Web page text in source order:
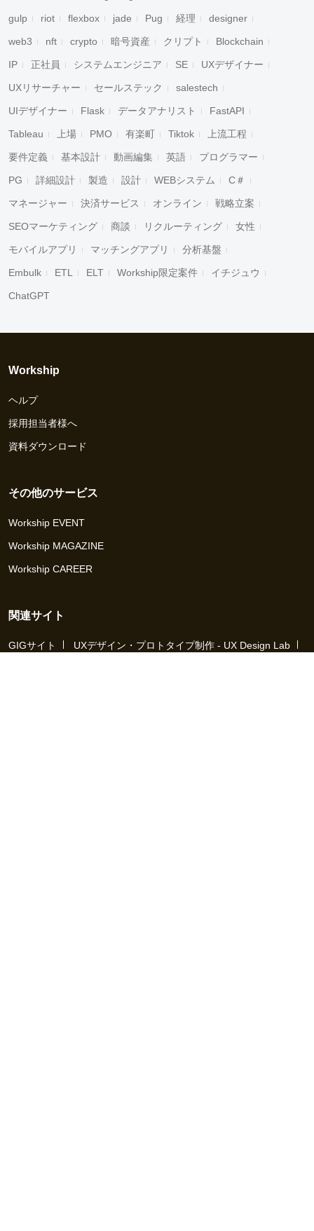
gulp riot flexbox jade Pug 経理 designer
web3 nft crypto 暗号資産 クリプト Blockchain
IP 正社員 システムエンジニア SE UXデザイナー
UXリサーチャー セールステック salestech
UIデザイナー Flask データアナリスト FastAPI
Tableau 上場 PMO 有楽町 Tiktok 上流工程
要件定義 基本設計 動画編集 英語 プログラマー
PG 詳細設計 製造 設計 WEBシステム C＃
マネージャー 決済サービス オンライン 戦略立案
SEOマーケティング 商談 リクルーティング 女性
モバイルアプリ マッチングアプリ 分析基盤
Embulk ETL ELT Workship限定案件 イチジュウ
ChatGPT
Workship
ヘルプ
採用担当者様へ
資料ダウンロード
その他のサービス
Workship EVENT
Workship MAGAZINE
Workship CAREER
関連サイト
GIGサイト
UXデザイン・プロトタイプ制作 - UX Design Lab